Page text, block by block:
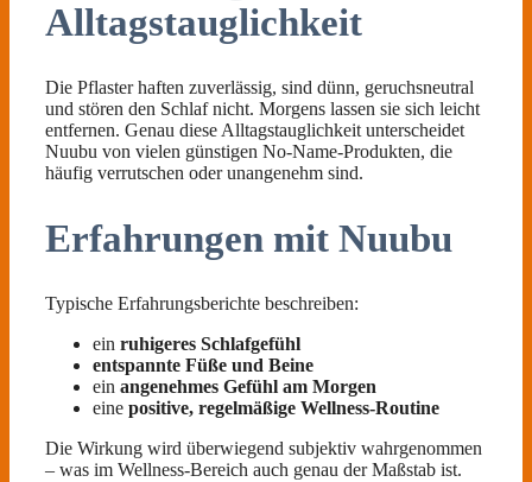
Alltagstauglichkeit
Die Pflaster haften zuverlässig, sind dünn, geruchsneutral
und stören den Schlaf nicht. Morgens lassen sie sich leicht
entfernen. Genau diese Alltagstauglichkeit unterscheidet
Nuubu von vielen günstigen No-Name-Produkten, die
häufig verrutschen oder unangenehm sind.
Erfahrungen mit Nuubu
Typische Erfahrungsberichte beschreiben:
ein ruhigeres Schlafgefühl
entspannte Füße und Beine
ein angenehmes Gefühl am Morgen
eine positive, regelmäßige Wellness-Routine
Die Wirkung wird überwiegend subjektiv wahrgenommen
– was im Wellness-Bereich auch genau der Maßstab ist.